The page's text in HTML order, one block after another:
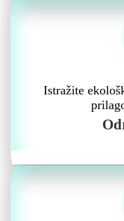
Istražite